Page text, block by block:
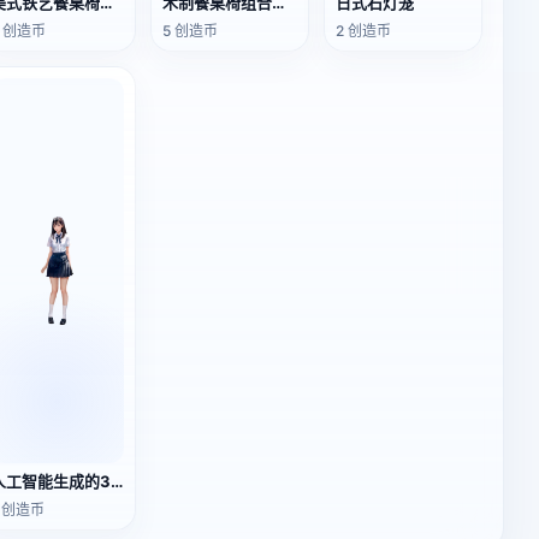
造币 5 创造币 2 创造币
人工智能生成的3D女孩模型
造币